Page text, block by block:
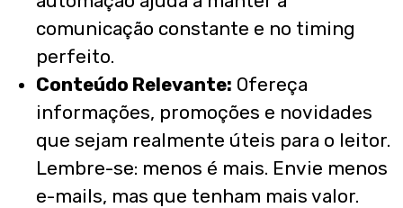
comunicação constante e no timing
perfeito.
Conteúdo Relevante: Ofereça
informações, promoções e novidades
que sejam realmente úteis para o leitor.
Lembre-se: menos é mais. Envie menos
e-mails, mas que tenham mais valor.